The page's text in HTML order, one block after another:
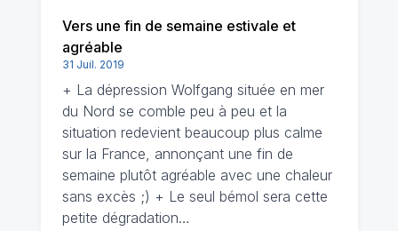
Vers une fin de semaine estivale et
agréable
31 Juil. 2019
+ La dépression Wolfgang située en mer
du Nord se comble peu à peu et la
situation redevient beaucoup plus calme
sur la France, annonçant une fin de
semaine plutôt agréable avec une chaleur
sans excès ;) + Le seul bémol sera cette
petite dégradation…